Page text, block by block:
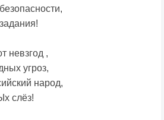
невзгод ,
угроз,
народ,
слёз!